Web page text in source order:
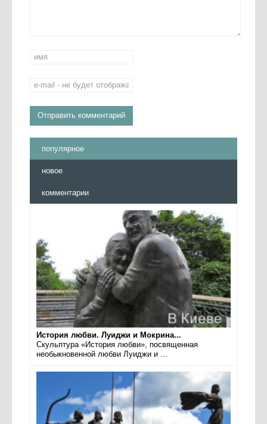
популярное
новое
комментарии
История любви. Луиджи и Мокрина...
Скульптура «История любви», посвященная
необыкновенной любви Луиджи и ...